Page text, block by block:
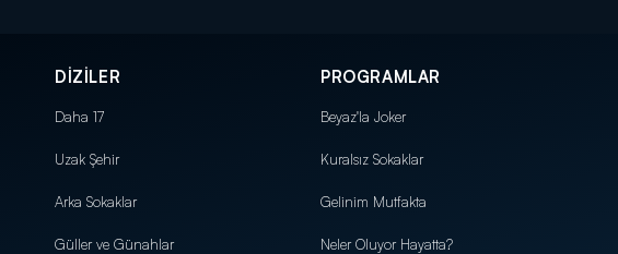
DİZİLER
Daha 17
Uzak Şehir
Arka Sokaklar
Güller ve Günahlar
PROGRAMLAR
Beyaz'la Joker
Kuralsız Sokaklar
Gelinim Mutfakta
Neler Oluyor Hayatta?